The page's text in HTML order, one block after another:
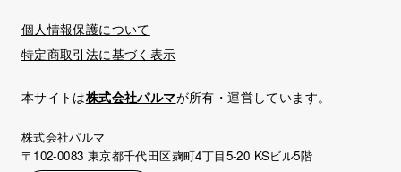
個人情報保護について
特定商取引法に基づく表示
本サイトは株式会社パルマが所有・運営しています。
株式会社パルマ
〒102-0083 東京都千代田区麹町4丁目5-20 KSビル5階